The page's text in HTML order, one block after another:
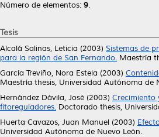
Número de elementos: 9.
Tesis
Alcalá Salinas, Leticia (2003) Sistemas de
para la región de San Fernando. Maestría
García Treviño, Nora Estela (2003)
Maestría thesis, Universidad Autónoma de
Hernández Dávila, José (2003) Crecimiento
fitoreguladores. Doctorado thesis,
Huerta Cavazos, Juan Manuel (2003)
Universidad Autónoma de Nuevo León.